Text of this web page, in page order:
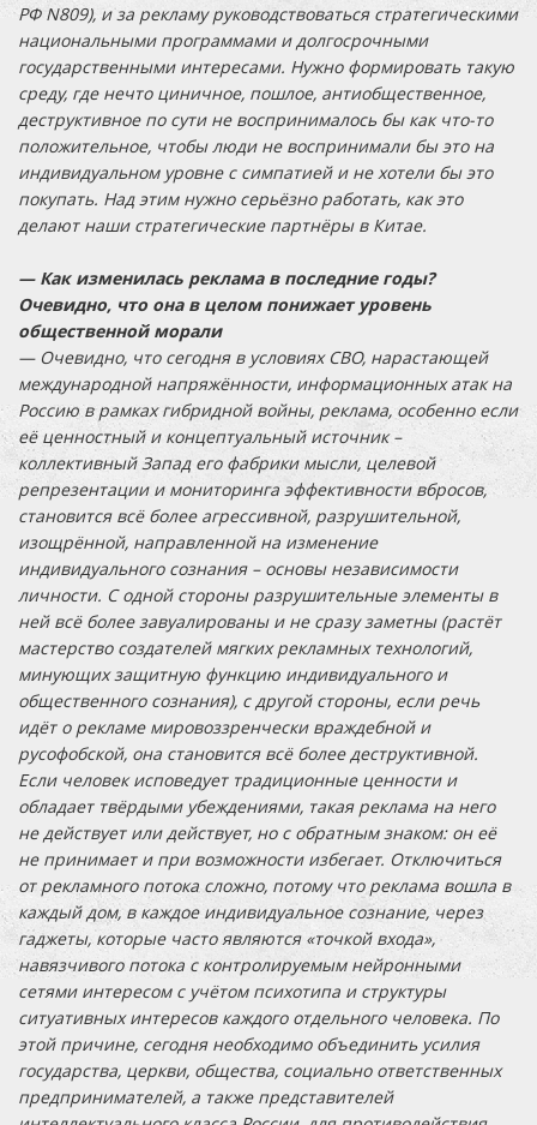
РФ N809), и за рекламу руководствоваться стратегическими
национальными программами и долгосрочными
государственными интересами. Нужно формировать такую
среду, где нечто циничное, пошлое, антиобщественное,
деструктивное по сути не воспринималось бы как что-то
положительное, чтобы люди не воспринимали бы это на
индивидуальном уровне с симпатией и не хотели бы это
покупать. Над этим нужно серьёзно работать, как это
делают наши стратегические партнёры в Китае.
— Как изменилась реклама в последние годы?
Очевидно, что она в целом понижает уровень
общественной морали
— Очевидно, что сегодня в условиях СВО, нарастающей
международной напряжённости, информационных атак на
Россию в рамках гибридной войны, реклама, особенно если
её ценностный и концептуальный источник –
коллективный Запад его фабрики мысли, целевой
репрезентации и мониторинга эффективности вбросов,
становится всё более агрессивной, разрушительной,
изощрённой, направленной на изменение
индивидуального сознания – основы независимости
личности. С одной стороны разрушительные элементы в
ней всё более завуалированы и не сразу заметны (растёт
мастерство создателей мягких рекламных технологий,
минующих защитную функцию индивидуального и
общественного сознания), с другой стороны, если речь
идёт о рекламе мировоззренчески враждебной и
русофобской, она становится всё более деструктивной.
Если человек исповедует традиционные ценности и
обладает твёрдыми убеждениями, такая реклама на него
не действует или действует, но с обратным знаком: он её
не принимает и при возможности избегает. Отключиться
от рекламного потока сложно, потому что реклама вошла в
каждый дом, в каждое индивидуальное сознание, через
гаджеты, которые часто являются «точкой входа»,
навязчивого потока с контролируемым нейронными
сетями интересом с учётом психотипа и структуры
ситуативных интересов каждого отдельного человека. По
этой причине, сегодня необходимо объединить усилия
государства, церкви, общества, социально ответственных
предпринимателей, а также представителей